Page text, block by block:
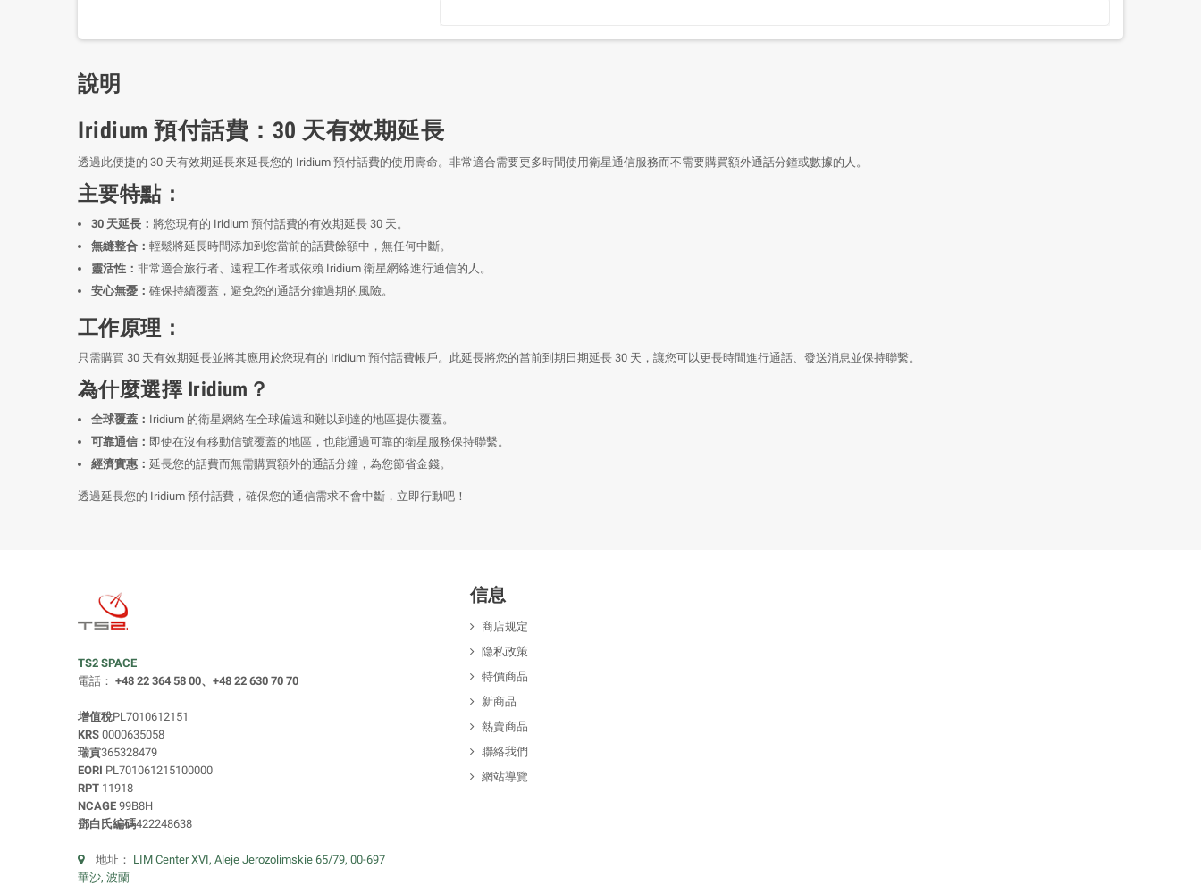
說明
Iridium 預付話費：30 天有效期延長
透過此便捷的 30 天有效期延長來延長您的 Iridium 預付話費的使用壽命。非常適合需要更多時間使用衛星通信服務而不需要購買額外通話分鐘或數據的人。
主要特點：
30 天延長： 將您現有的 Iridium 預付話費的有效期延長 30 天。
無縫整合： 輕鬆將延長時間添加到您當前的話費餘額中，無任何中斷。
靈活性： 非常適合旅行者、遠程工作者或依賴 Iridium 衛星網絡進行通信的人。
安心無憂： 確保持續覆蓋，避免您的通話分鐘過期的風險。
工作原理：
只需購買 30 天有效期延長並將其應用於您現有的 Iridium 預付話費帳戶。此延長將您的當前到期日期延長 30 天，讓您可以更長時間進行通話、發送消息並保持聯繫。
為什麼選擇 Iridium？
全球覆蓋： Iridium 的衛星網絡在全球偏遠和難以到達的地區提供覆蓋。
可靠通信： 即使在沒有移動信號覆蓋的地區，也能通過可靠的衛星服務保持聯繫。
經濟實惠： 延長您的話費而無需購買額外的通話分鐘，為您節省金錢。
透過延長您的 Iridium 預付話費，確保您的通信需求不會中斷，立即行動吧！
TS2 SPACE
電話： +48 22 364 58 00、+48 22 630 70 70
增值稅PL7010612151
KRS 0000635058
瑞貢365328479
EORI PL701061215100000
RPT 11918
NCAGE 99B8H
鄧白氏編碼422248638
地址： LIM Center XVI, Aleje Jerozolimskie 65/79, 00-697
華沙, 波蘭
信息
商店规定
隐私政策
特價商品
新商品
熱賣商品
聯絡我們
網站導覽